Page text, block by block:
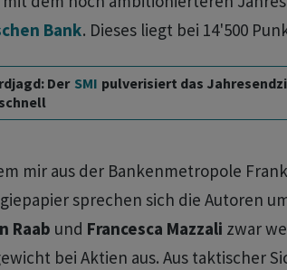
Bank. Dieses liegt bei 14'500
Der SMI pulverisiert das
mir aus der Bankenmetropole
sprechen sich die Autoren
Raab und Francesca Mazzali zwar
bei Aktien aus. Aus taktischer